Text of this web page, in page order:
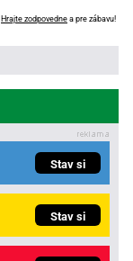
Hrajte zodpovedne a pre zábavu!
Stav si
Stav si